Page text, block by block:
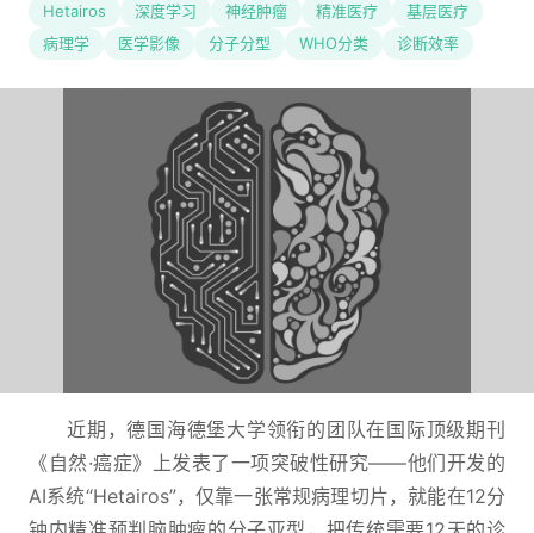
Hetairos
深度学习 神经肿瘤 精准医疗
基层医疗
病理学
医学影像 分子分型 WHO分类 诊断效率
近期，德国海德堡大学领衔的团队在国际顶级期刊
《自然·癌症》上发表了一项突破性研究——他们开发的
AI系统“Hetairos”，仅靠一张常规病理切片，就能在12分